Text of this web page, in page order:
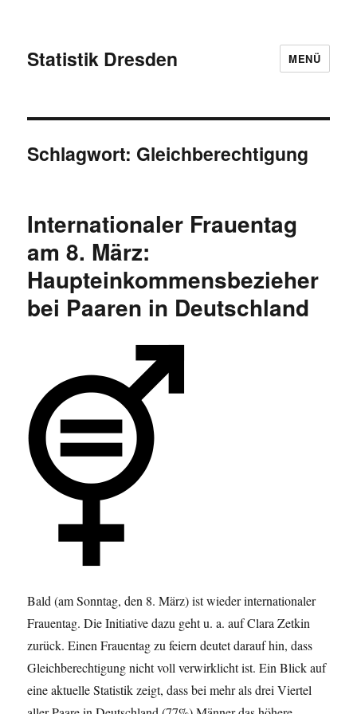
Statistik Dresden MENÜ
Schlagwort: Gleichberechtigung
Internationaler Frauentag
am 8. März:
Haupteinkommensbezieher
bei Paaren in Deutschland
Bald (am Sonntag, den 8. März) ist wieder internationaler
Frauentag. Die Initiative dazu geht u. a. auf Clara Zetkin
zurück. Einen Frauentag zu feiern deutet darauf hin, dass
Gleichberechtigung nicht voll verwirklicht ist. Ein Blick auf
eine aktuelle Statistik zeigt, dass bei mehr als drei Viertel